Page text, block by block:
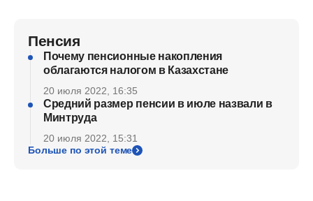
Пенсия
Почему пенсионные накопления
облагаются налогом в Казахстане
20 июля 2022, 16:35
Средний размер пенсии в июле назвали в
Минтруда
20 июля 2022, 15:31
Больше по этой теме